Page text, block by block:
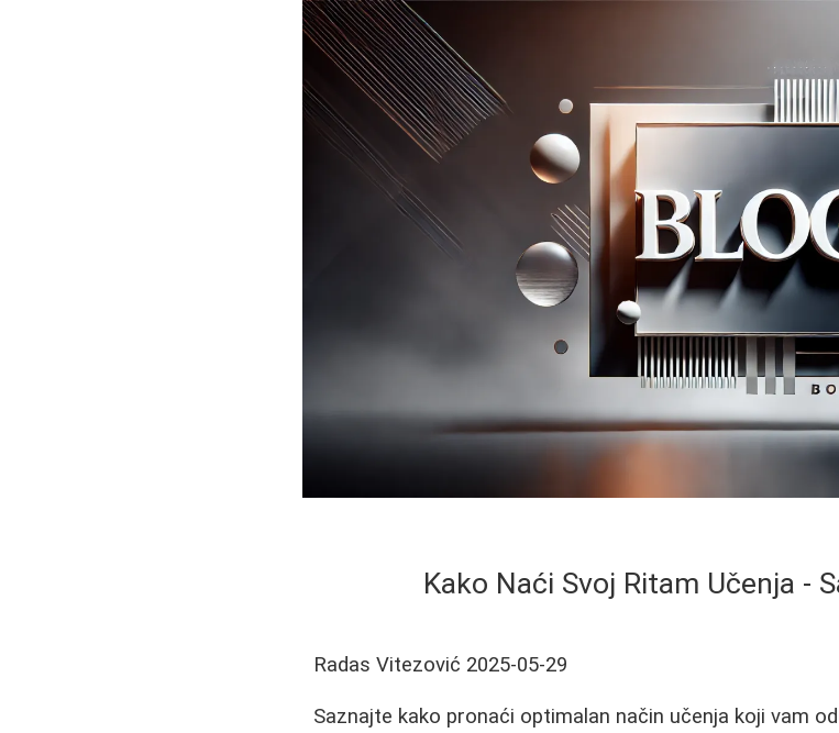
Kako Naći Svoj Ritam Učenja -
Radas Vitezović 2025-05-29
Saznajte kako pronaći optimalan način učenja koji vam